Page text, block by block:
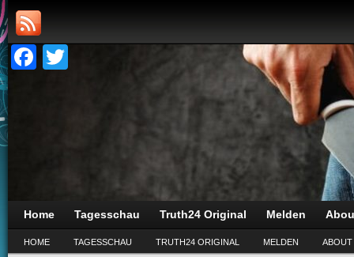
Facebook
Home Tagesschau Truth24 Original Melden
HOME TAGESSCHAU TRUTH24 ORIGINAL MELDEN ABOUT